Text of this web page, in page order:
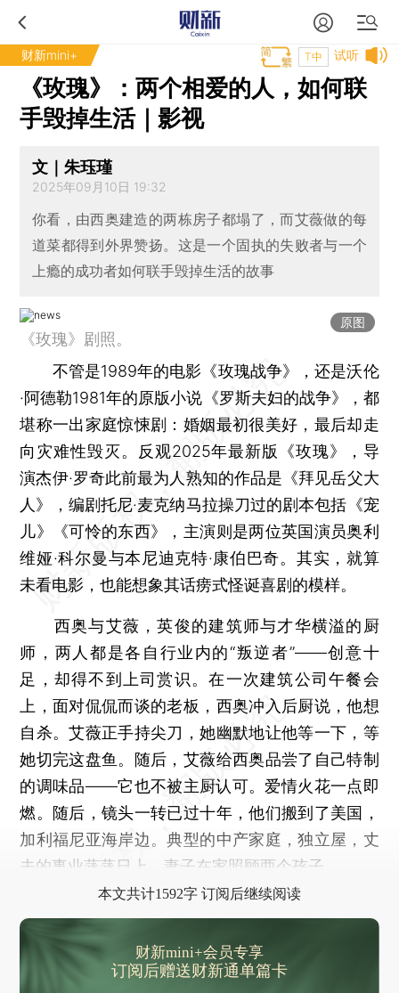
财新mini+ 试听
T中
《玫瑰》：两个相爱的人，如何联
手毁掉生活｜影视
文｜朱珏瑾
2025年09月10日 19:32
你看，由西奥建造的两栋房子都塌了，而艾薇做的每
道菜都得到外界赞扬。这是一个固执的失败者与一个
上瘾的成功者如何联手毁掉生活的故事
原图
《玫瑰》剧照。
不管是1989年的电影《玫瑰战争》，还是沃伦
·阿德勒1981年的原版小说《罗斯夫妇的战争》，都
堪称一出家庭惊悚剧：婚姻最初很美好，最后却走
向灾难性毁灭。反观2025年最新版《玫瑰》，导
演杰伊·罗奇此前最为人熟知的作品是《拜见岳父大
人》，编剧托尼·麦克纳马拉操刀过的剧本包括《宠
儿》《可怜的东西》，主演则是两位英国演员奥利
维娅·科尔曼与本尼迪克特·康伯巴奇。其实，就算
未看电影，也能想象其话痨式怪诞喜剧的模样。
西奥与艾薇，英俊的建筑师与才华横溢的厨
师，两人都是各自行业内的“叛逆者”——创意十
足，却得不到上司赏识。在一次建筑公司午餐会
上，面对侃侃而谈的老板，西奥冲入后厨说，他想
自杀。艾薇正手持尖刀，她幽默地让他等一下，等
她切完这盘鱼。随后，艾薇给西奥品尝了自己特制
的调味品——它也不被主厨认可。爱情火花一点即
燃。随后，镜头一转已过十年，他们搬到了美国，
加利福尼亚海岸边。典型的中产家庭，独立屋，丈
夫的事业蒸蒸日上，妻子在家照顾两个孩子。
本文共计1592字 订阅后继续阅读
财新mini+会员专享
订阅后赠送财新通单篇卡